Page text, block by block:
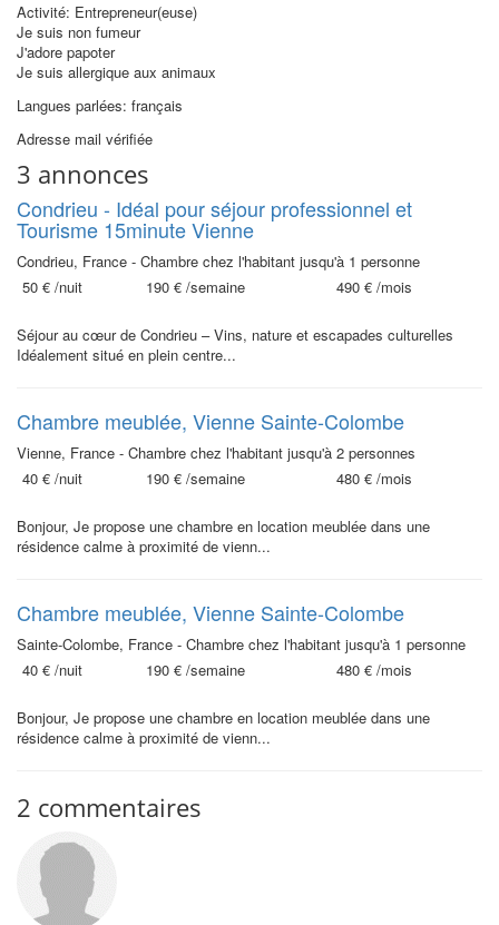
Activité: Entrepreneur(euse)
Je suis non fumeur
J'adore papoter
Je suis allergique aux animaux
Langues parlées: français
Adresse mail vérifiée
3 annonces
Condrieu - Idéal pour séjour professionnel et
Tourisme 15minute Vienne
Condrieu, France - Chambre chez l'habitant jusqu'à 1 personne
50 € /nuit 190 € /semaine 490 € /mois
Séjour au cœur de Condrieu – Vins, nature et escapades culturelles
Idéalement situé en plein centre...
Chambre meublée, Vienne Sainte-Colombe
Vienne, France - Chambre chez l'habitant jusqu'à 2 personnes
40 € /nuit 190 € /semaine 480 € /mois
Bonjour, Je propose une chambre en location meublée dans une
résidence calme à proximité de vienn...
Chambre meublée, Vienne Sainte-Colombe
Sainte-Colombe, France - Chambre chez l'habitant jusqu'à 1 personne
40 € /nuit 190 € /semaine 480 € /mois
Bonjour, Je propose une chambre en location meublée dans une
résidence calme à proximité de vienn...
2 commentaires